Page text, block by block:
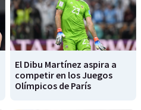
El Dibu Martínez aspira a
competir en los Juegos
Olímpicos de París